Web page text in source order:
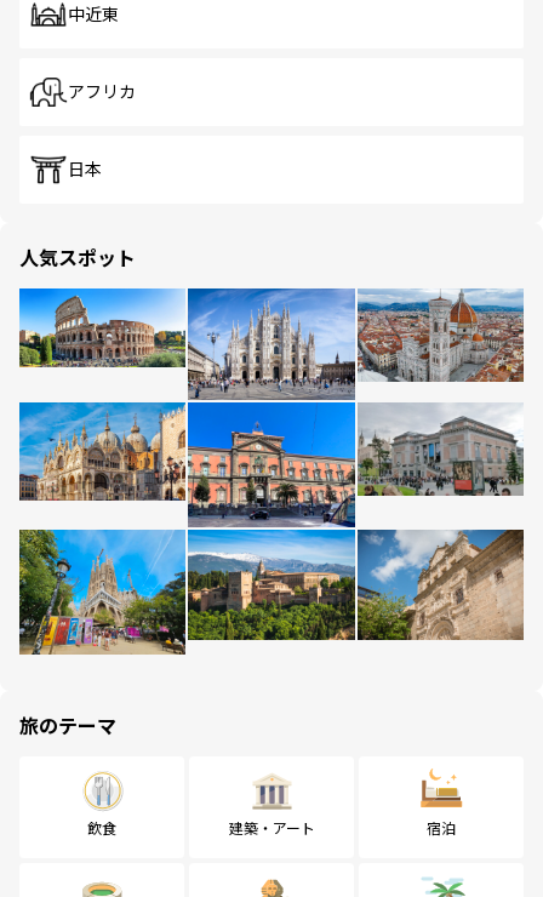
中近東
アフリカ
日本
人気スポット
旅のテーマ
飲食 建築・アート 宿泊